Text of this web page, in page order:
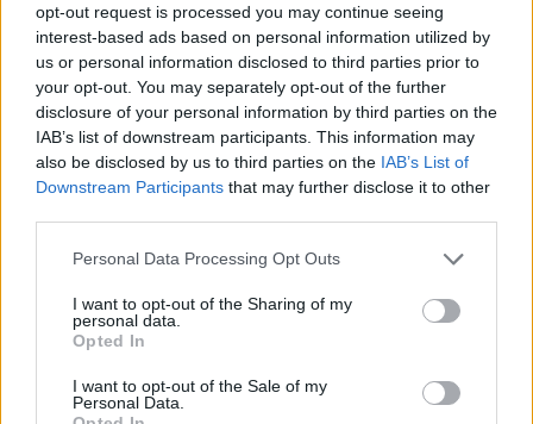
opt-out request is processed you may continue seeing
interest-based ads based on personal information utilized by
us or personal information disclosed to third parties prior to
your opt-out. You may separately opt-out of the further
disclosure of your personal information by third parties on the
IAB’s list of downstream participants. This information may
also be disclosed by us to third parties on the IAB’s List of
Downstream Participants that may further disclose it to other
Please note that this website/app uses one or more Google
not limited to your visit or usage behaviour. You may click to
grant or deny consent to Google and its third-party tags to
use your data for below specified purposes in below Google
consent section.
Personal Data Processing Opt Outs
I want to opt-out of the Sharing of my
personal data.
Opted In
I want to opt-out of the Sale of my
Personal Data.
Κατάσκοπος υπέρ της Κίνας: Στο μικροσκόπιο
λογαριασμοί και πληρωμές, οι επαφές με τους
συνδέσμους
Στα χέρια των Αρχών φωτογραφίες με μια γυναίκα
που φέρεται να κινεί τα νήματα του κατασκοπευτικού
δικτύου και ο Κινέζος σύνδεσμος του αξιωματικού